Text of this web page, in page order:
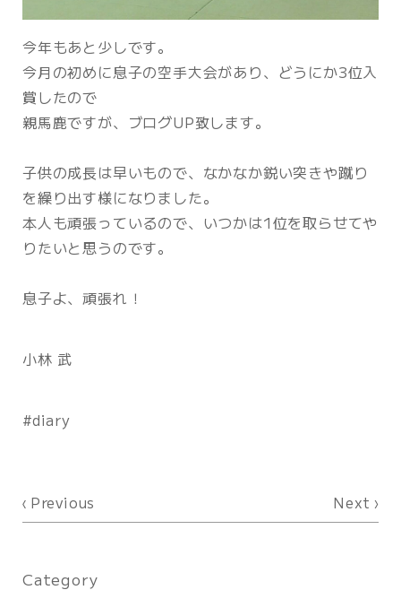
今年もあと少しです。
今月の初めに息子の空手大会があり、どうにか3位入
賞したので
親馬鹿ですが、ブログUP致します。
子供の成長は早いもので、なかなか鋭い突きや蹴り
を繰り出す様になりました。
本人も頑張っているので、いつかは1位を取らせてや
りたいと思うのです。
息子よ、頑張れ！
小林 武
diary
Previous Next
Category